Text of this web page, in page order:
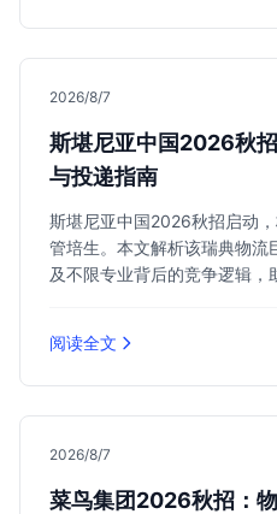
2026/8/7
斯堪尼亚中国2026秋
与投递指南
斯堪尼亚中国2026秋招启动
管培生。本文解析该瑞典物流
及不限专业背后的竞争逻辑，
阅读全文
2026/8/7
菜鸟集团2026秋招：